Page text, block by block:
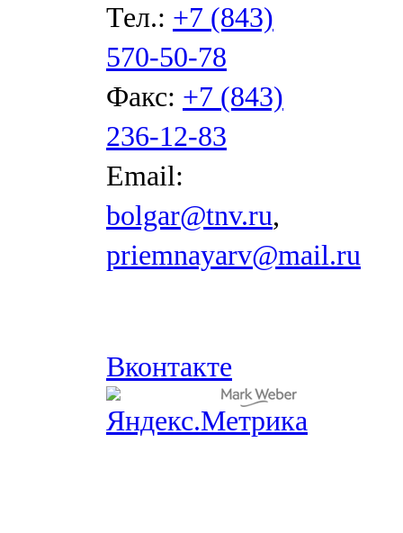
Тел.: +7 (843)
570-50-78
Факс: +7 (843)
236-12-83
Email:
bolgar@tnv.ru,
priemnayarv@mail.ru
Вконтакте